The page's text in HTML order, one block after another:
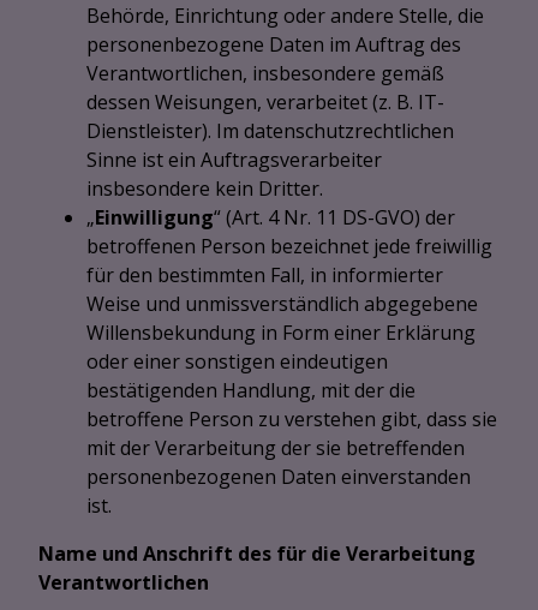
Behörde, Einrichtung oder andere Stelle, die
personenbezogene Daten im Auftrag des
Verantwortlichen, insbesondere gemäß
dessen Weisungen, verarbeitet (z. B. IT-
Dienstleister). Im datenschutzrechtlichen
Sinne ist ein Auftragsverarbeiter
insbesondere kein Dritter.
„Einwilligung“ (Art. 4 Nr. 11 DS-GVO) der
betroffenen Person bezeichnet jede freiwillig
für den bestimmten Fall, in informierter
Weise und unmissverständlich abgegebene
Willensbekundung in Form einer Erklärung
oder einer sonstigen eindeutigen
bestätigenden Handlung, mit der die
betroffene Person zu verstehen gibt, dass sie
mit der Verarbeitung der sie betreffenden
personenbezogenen Daten einverstanden
ist.
Name und Anschrift des für die Verarbeitung
Verantwortlichen